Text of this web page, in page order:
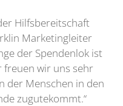
Hilfsbereitschaft
Marketingleiter
der Spendenlok ist
freuen wir uns sehr
der Menschen in den
zugutekommt.“